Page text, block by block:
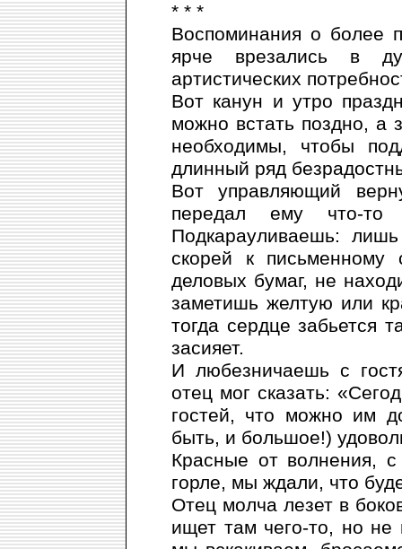
* * *
Воспоминания о более
ярче врезались в
артистических
Вот канун и утро
можно встать поздно, а
необходимы, чтобы
длинный ряд
Вот управляющий
передал ему что-
Подкарауливаешь:
скорей к
деловых бумаг, не
заметишь желтую или
тогда сердце забьется
засияет.
И любезничаешь с
отец мог сказать:
гостей, что можно им
быть, и большое!)
Красные от волнения,
горле, мы ждали, что
Отец молча лезет в
ищет там чего-то, но